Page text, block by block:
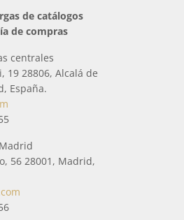
de catálogos
de compras
centrales
19 28806, Alcalá de
España.
56 28001, Madrid,